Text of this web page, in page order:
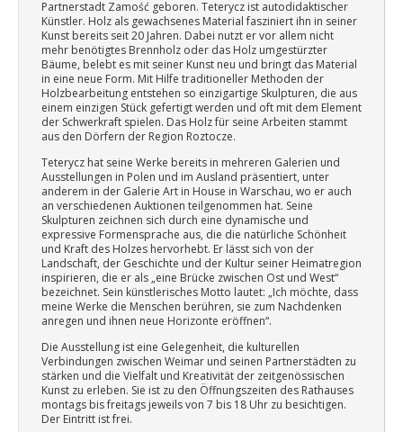
Partnerstadt Zamość geboren. Teterycz ist autodidaktischer
Künstler. Holz als gewachsenes Material fasziniert ihn in seiner
Kunst bereits seit 20 Jahren. Dabei nutzt er vor allem nicht
mehr benötigtes Brennholz oder das Holz umgestürzter
Bäume, belebt es mit seiner Kunst neu und bringt das Material
in eine neue Form. Mit Hilfe traditioneller Methoden der
Holzbearbeitung entstehen so einzigartige Skulpturen, die aus
einem einzigen Stück gefertigt werden und oft mit dem Element
der Schwerkraft spielen. Das Holz für seine Arbeiten stammt
aus den Dörfern der Region Roztocze.
Teterycz hat seine Werke bereits in mehreren Galerien und
Ausstellungen in Polen und im Ausland präsentiert, unter
anderem in der Galerie Art in House in Warschau, wo er auch
an verschiedenen Auktionen teilgenommen hat. Seine
Skulpturen zeichnen sich durch eine dynamische und
expressive Formensprache aus, die die natürliche Schönheit
und Kraft des Holzes hervorhebt. Er lässt sich von der
Landschaft, der Geschichte und der Kultur seiner Heimatregion
inspirieren, die er als „eine Brücke zwischen Ost und West“
bezeichnet. Sein künstlerisches Motto lautet: „Ich möchte, dass
meine Werke die Menschen berühren, sie zum Nachdenken
anregen und ihnen neue Horizonte eröffnen“.
Die Ausstellung ist eine Gelegenheit, die kulturellen
Verbindungen zwischen Weimar und seinen Partnerstädten zu
stärken und die Vielfalt und Kreativität der zeitgenössischen
Kunst zu erleben. Sie ist zu den Öffnungszeiten des Rathauses
montags bis freitags jeweils von 7 bis 18 Uhr zu besichtigen.
Der Eintritt ist frei.